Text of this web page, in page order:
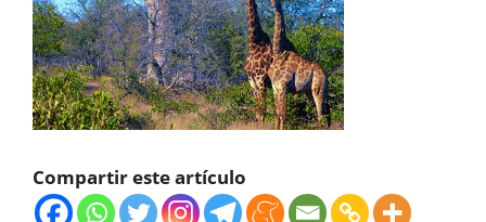
Compartir este artículo